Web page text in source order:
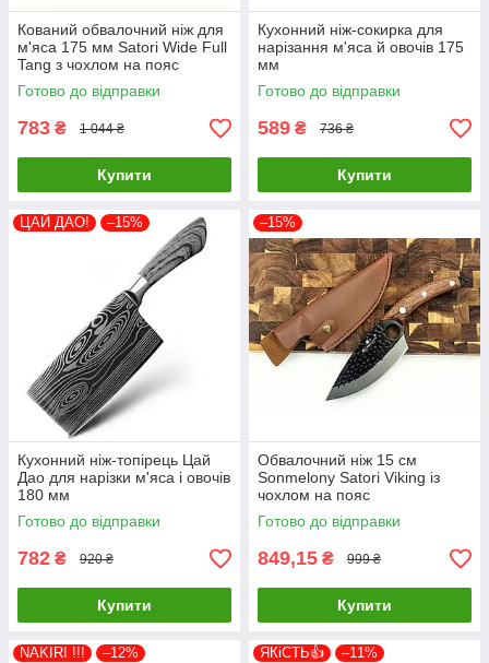
Кований обвалочний ніж для
м'яса 175 мм Satori Wide Full
Tang з чохлом на пояс
Готово до відправки
783 ₴ 1 044 ₴
Купити
Кухонний ніж-сокирка для
нарізання м'яса й овочів 175
мм
Готово до відправки
589 ₴ 736 ₴
Купити
ЦАЙ ДАО! –15%
Кухонний ніж-топірець Цай
Дао для нарізки м'яса і овочів
180 мм
Готово до відправки
782 ₴ 920 ₴
Купити
–15%
Обвалочний ніж 15 см
Sonmelony Satori Viking із
чохлом на пояс
Готово до відправки
849,15 ₴ 999 ₴
Купити
NAKIRI !!! –12% ЯКіСТЬ👍 –11%